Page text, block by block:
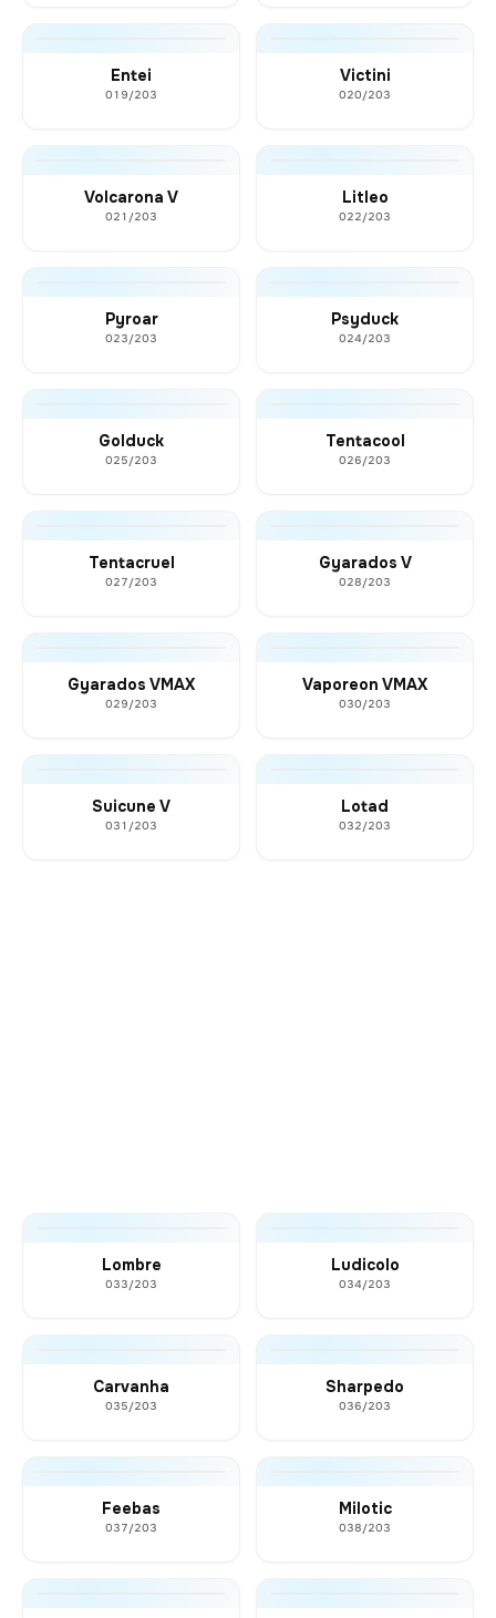
Entei
019/203
Victini
020/203
Volcarona V
021/203
Litleo
022/203
Pyroar
023/203
Psyduck
024/203
Golduck
025/203
Tentacool
026/203
Tentacruel
027/203
Gyarados V
028/203
Gyarados VMAX
029/203
Vaporeon VMAX
030/203
Suicune V
031/203
Lotad
032/203
Lombre
033/203
Ludicolo
034/203
Carvanha
035/203
Sharpedo
036/203
Feebas
037/203
Milotic
038/203